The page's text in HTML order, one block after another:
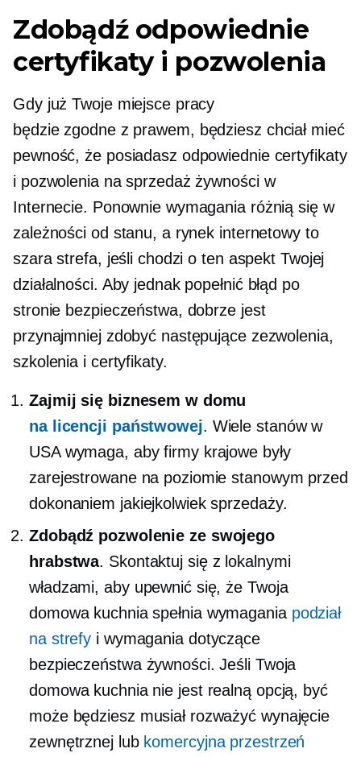
Zdobądź odpowiednie
certyfikaty i pozwolenia
Gdy już Twoje miejsce pracy
będzie zgodne z prawem, będziesz chciał mieć
pewność, że posiadasz odpowiednie certyfikaty
i pozwolenia na sprzedaż żywności w
Internecie. Ponownie wymagania różnią się w
zależności od stanu, a rynek internetowy to
szara strefa, jeśli chodzi o ten aspekt Twojej
działalności. Aby jednak popełnić błąd po
stronie bezpieczeństwa, dobrze jest
przynajmniej zdobyć następujące zezwolenia,
szkolenia i certyfikaty.
Zajmij się biznesem w domu
na licencji państwowej. Wiele stanów w
USA wymaga, aby firmy krajowe były
zarejestrowane na poziomie stanowym przed
dokonaniem jakiejkolwiek sprzedaży.
Zdobądź pozwolenie ze swojego
hrabstwa. Skontaktuj się z lokalnymi
władzami, aby upewnić się, że Twoja
domowa kuchnia spełnia wymagania podział
na strefy i wymagania dotyczące
bezpieczeństwa żywności. Jeśli Twoja
domowa kuchnia nie jest realną opcją, być
może będziesz musiał rozważyć wynajęcie
zewnętrznej lub komercyjna przestrzeń